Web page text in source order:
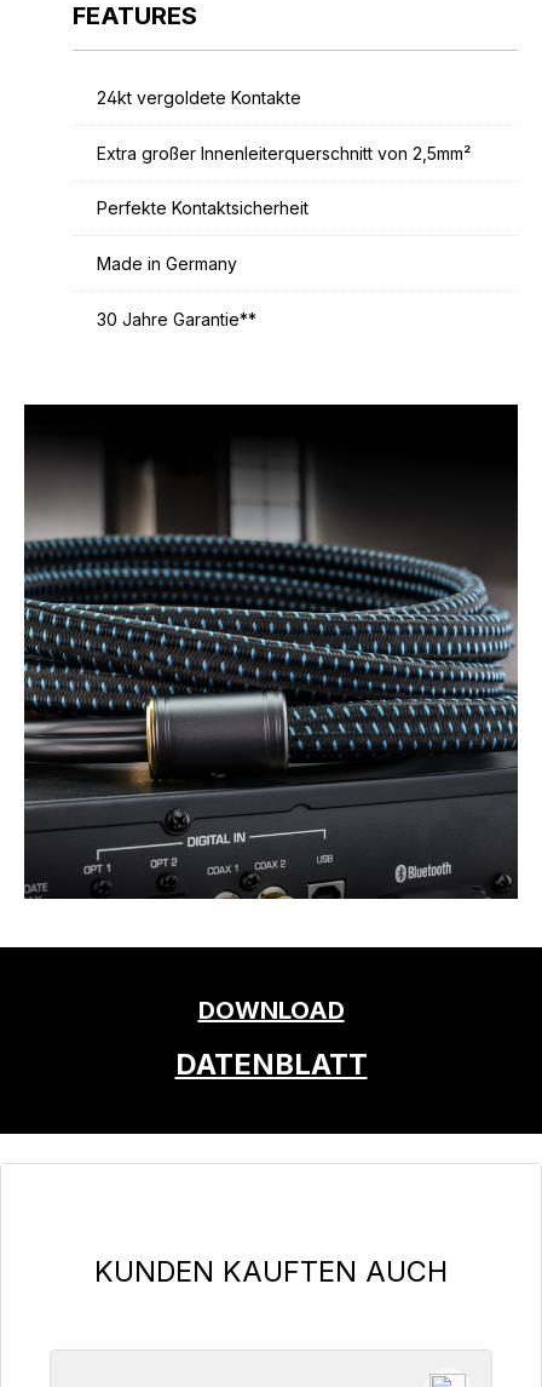
FEATURES
24kt vergoldete Kontakte
Extra großer Innenleiterquerschnitt von 2,5mm²
Perfekte Kontaktsicherheit
Made in Germany
30 Jahre Garantie**
DOWNLOAD
DATENBLATT
Produktgalerie überspringen
KUNDEN KAUFTEN AUCH